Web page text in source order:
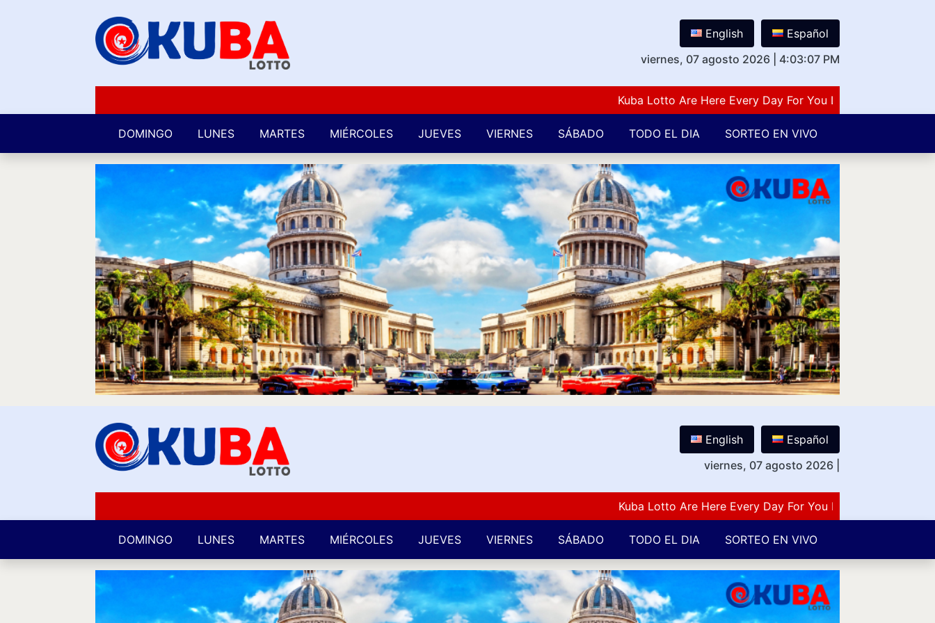
English
Español
viernes, 07 agosto 2026
4:03:08 PM
Kuba Lotto Are Here Every Day For You Lovers Of Number
DOMINGO LUNES MARTES MIÉRCOLES JUEVES VIERNES SÁBADO TODO EL DIA SORTEO EN VIVO
English
Español
viernes, 07 agosto 2026
Kuba Lotto Are Here Every Day For You Lovers Of Number
DOMINGO LUNES MARTES MIÉRCOLES JUEVES VIERNES SÁBADO TODO EL DIA SORTEO EN VIVO